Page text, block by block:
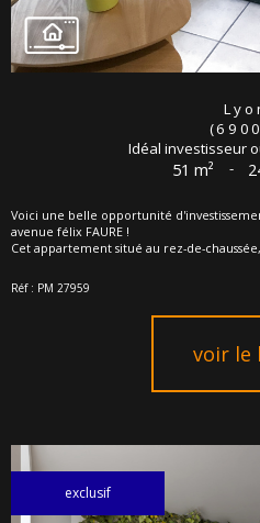
Idéal investisseur
51 m² -
Voici une belle opportunité
avenue félix FAURE !
Cet appartement situé au rez-de-chaussée,
Réf : PM 27959
voir le
exclusif